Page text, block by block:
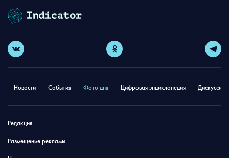
Новости События Фото дня Цифровая энциклопедия
Редакция
Размещение рекламы